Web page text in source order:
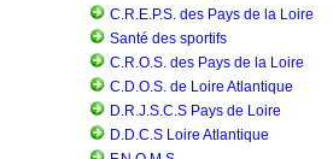
C.R.E.P.S. des Pays de la Loire
Santé des sportifs
C.R.O.S. des Pays de la Loire
C.D.O.S. de Loire Atlantique
D.R.J.S.C.S Pays de Loire
D.D.C.S Loire Atlantique